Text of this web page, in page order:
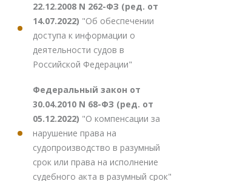
22.12.2008 N 262-ФЗ (ред. от
14.07.2022) "Об обеспечении
доступа к информации о
деятельности судов в
Российской Федерации"
Федеральный закон от
30.04.2010 N 68-ФЗ (ред. от
05.12.2022) "О компенсации за
нарушение права на
судопроизводство в разумный
срок или права на исполнение
судебного акта в разумный срок"